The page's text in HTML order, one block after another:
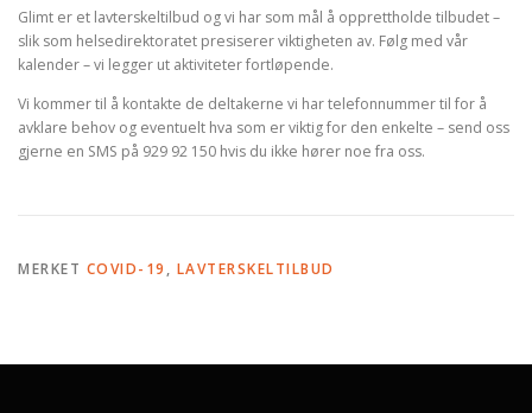
Glimt er et lavterskeltilbud og vi har som mål å opprettholde tilbudet –
slik som helsedirektoratet presiserer viktigheten av. Følg med vår
kalender – vi legger ut aktiviteter fortløpende.
Vi kommer til å kontakte de deltakerne vi har telefonnummer til for å
avklare behov og eventuelt hva som er viktig for den enkelte – send oss
gjerne en SMS på 929 92 150 hvis du ikke hører noe fra oss.
MERKET COVID-19 , LAVTERSKELTILBUD